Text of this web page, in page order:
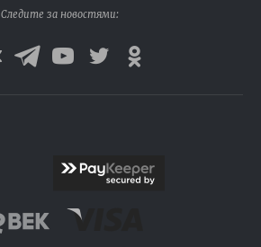
Следите за новостями: